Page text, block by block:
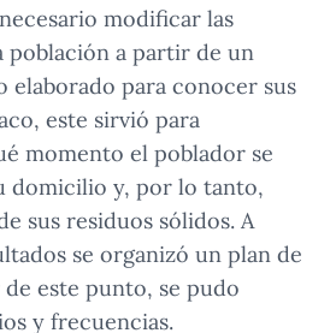
modificar las
población a partir de un
elaborado para conocer sus
este sirvió para
momento el poblador se
domicilio y, por lo tanto,
sus residuos sólidos. A
se organizó un plan de
este punto, se pudo
y frecuencias.